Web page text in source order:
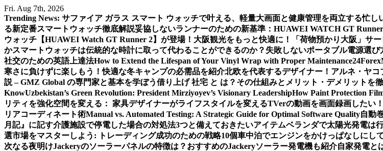
Skip
to
content
Fri. Aug 7th, 2026
Trending News: サファイア ガラス スマート ウォッチで叶える、軽量大画面と健康管理を両立する忙し
る新定番スマートウォッチ徹底解説妥協しないランナーのための新基準：HUAWEI WATCH GT
ウォッチ【HUAWEI Watch GT Runner 2】が登場！ 大阪観光をもっと快適に！「荷物預かり大阪」サ
かスマートウォッチは伝統的な時計に取って代わることができるのか？ 失敗しないポータブル電源選び
社交のための英語上達法How to Extend the Lifespan of Your Vinyl Wrap with Proper Maintenance
寒さに負けずに楽しもう！快適な冬キャンプの必需品を紹介北欧を代表するデザイナー！アルネ・ヤ
説 – GMZ Global の専門家と基本を学ぼう借り上げ 社宅 と は？その仕組みとメリット・デメリットを
KnowUzbekistan’s Green Revolution: President Mirziyoyev’s Visionary LeadershipHow Paint Protection
リティを強化空間を変える： 家具デザイナーがライフスタイルを変えるTVerの動画を画面録画したい
リアコーディネート術Manual vs. Automated Testing: A Strategic Guide for Optimal Software Quality自動
月記』に記す介護施設で停電した場合の対処法3つと備えておきたいアイテムベランダで太陽光発電は
選市場をマスターしよう: トレーディング成功のための戦略10個車中泊でエンジンをかけっぱなしにし
次なる夜明けJackeryのソーラーパネルの特徴は？おすすめのJackeryソーラー発電機も紹介自家発電と